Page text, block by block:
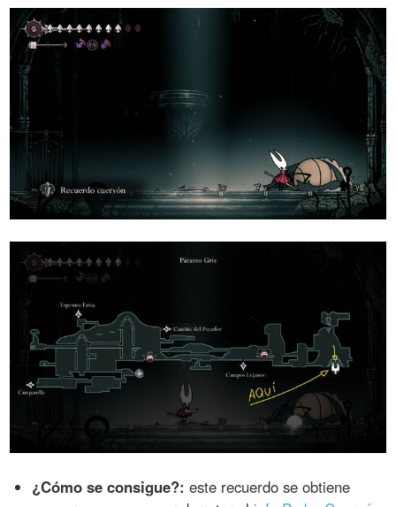
¿Cómo se consigue?: este recuerdo se obtiene